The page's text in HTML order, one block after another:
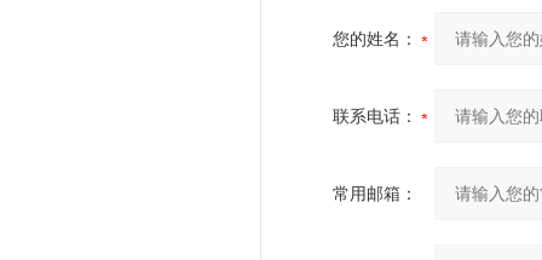
您的姓名：
联系电话：
常用邮箱：